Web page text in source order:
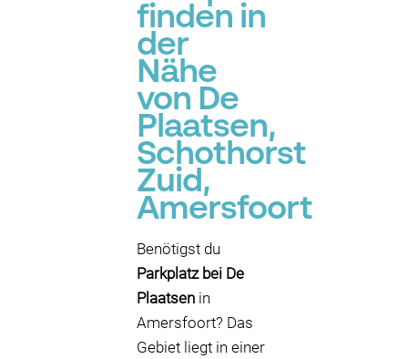
finden in
der
Nähe
von De
Plaatsen,
Schothorst
Zuid,
Amersfoort
Benötigst du
Parkplatz bei De
Plaatsen in
Amersfoort? Das
Gebiet liegt in einer